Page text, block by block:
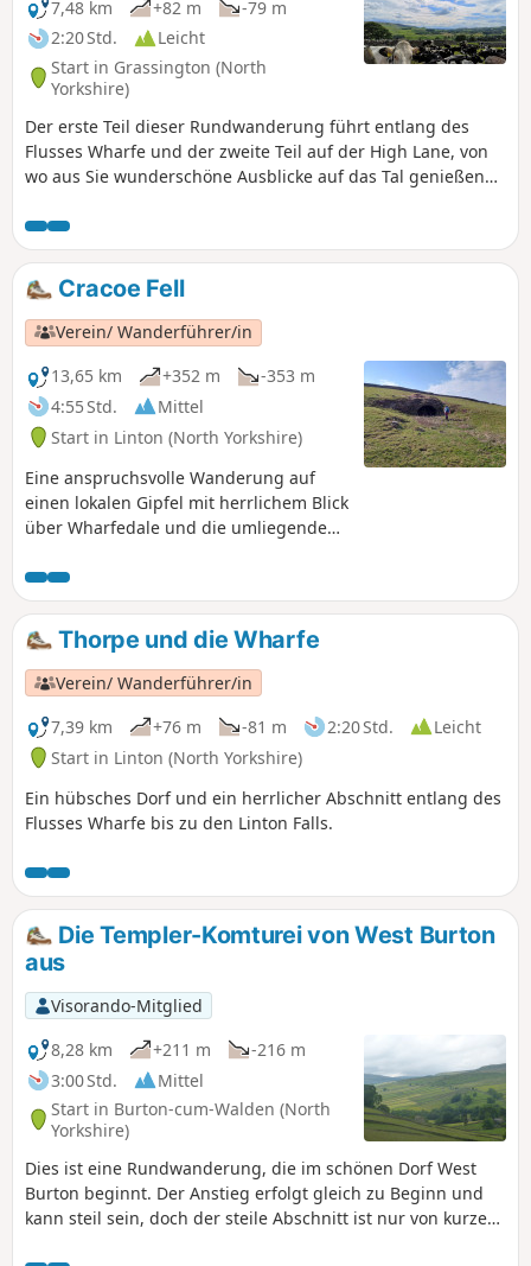
7,48 km
+82 m
-79 m
2:20 Std.
Leicht
Start in Grassington (North
Yorkshire)
Der erste Teil dieser Rundwanderung führt entlang des
Flusses Wharfe und der zweite Teil auf der High Lane, von
wo aus Sie wunderschöne Ausblicke auf das Tal genießen
Cracoe Fell
Verein/ Wanderführer/in
13,65 km
+352 m
-353 m
4:55 Std.
Mittel
Start in Linton (North Yorkshire)
Eine anspruchsvolle Wanderung auf
einen lokalen Gipfel mit herrlichem Blick
über Wharfedale und die umliegenden
Thorpe und die Wharfe
Verein/ Wanderführer/in
7,39 km
+76 m -81 m 2:20 Std.
Leicht
Start in Linton (North Yorkshire)
Ein hübsches Dorf und ein herrlicher Abschnitt entlang des
Flusses Wharfe bis zu den Linton Falls.
Die Templer-Komturei von West Burton
aus
Visorando-Mitglied
8,28 km
+211 m
-216 m
3:00 Std.
Mittel
Start in Burton-cum-Walden (North
Yorkshire)
Dies ist eine Rundwanderung, die im schönen Dorf West
Burton beginnt. Der Anstieg erfolgt gleich zu Beginn und
kann steil sein, doch der steile Abschnitt ist nur von kurzer